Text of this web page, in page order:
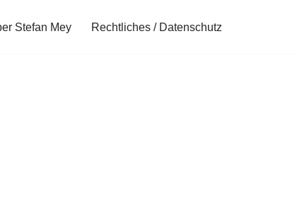
Stefan Mey Rechtliches / Datenschutz